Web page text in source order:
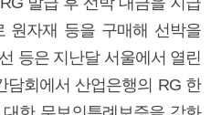
원자재 등을 구매해 선박을
등은 지난달 서울에서 열린
담회에서 산업은행의 RG 한